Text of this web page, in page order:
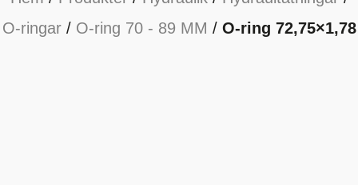
O-ringar/ O-ring 70 - 89 MM / O-ring 72,75×1,78